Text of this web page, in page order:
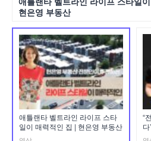
현은영 부동산
애틀랜타 벨트라인 라이프 스타
일이 매력적인 집 | 현은영 부동산
“
다